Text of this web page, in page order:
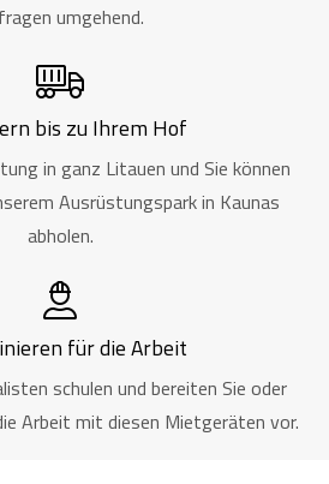
umgehend.
bis zu Ihrem Hof
in ganz Litauen und Sie können
Ausrüstungspark in Kaunas
abholen.
für die Arbeit
schulen und bereiten Sie oder
Arbeit mit diesen Mietgeräten vor.